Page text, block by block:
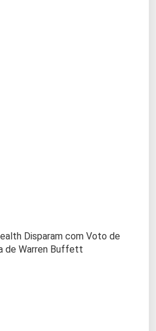
Disparam com Voto de
de Warren Buffett